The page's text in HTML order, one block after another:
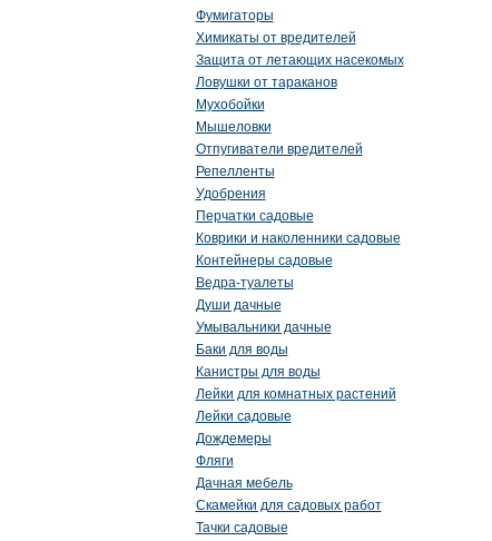
Фумигаторы
Химикаты от вредителей
Защита от летающих насекомых
Ловушки от тараканов
Мухобойки
Мышеловки
Отпугиватели вредителей
Репелленты
Удобрения
Перчатки садовые
Коврики и наколенники садовые
Контейнеры садовые
Ведра-туалеты
Души дачные
Умывальники дачные
Баки для воды
Канистры для воды
Лейки для комнатных растений
Лейки садовые
Дождемеры
Фляги
Дачная мебель
Скамейки для садовых работ
Тачки садовые